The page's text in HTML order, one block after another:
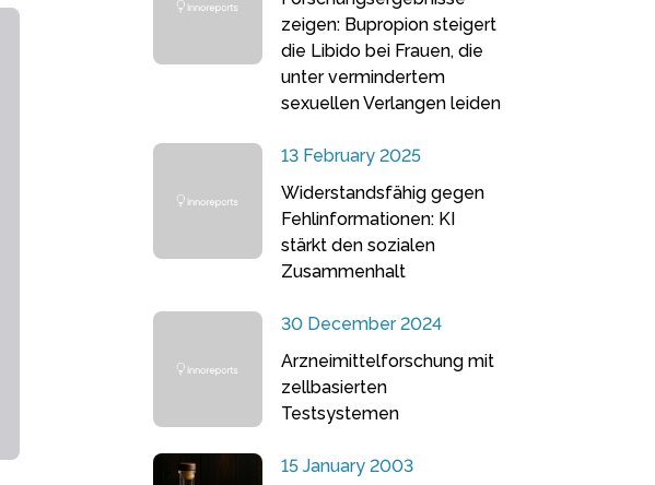
zeigen: Bupropion steigert
die Libido bei Frauen, die
unter vermindertem
sexuellen Verlangen leiden
13 February 2025
Widerstandsfähig gegen
Fehlinformationen: KI
stärkt den sozialen
Zusammenhalt
30 December 2024
Arzneimittelforschung mit
zellbasierten
Testsystemen
15 January 2003